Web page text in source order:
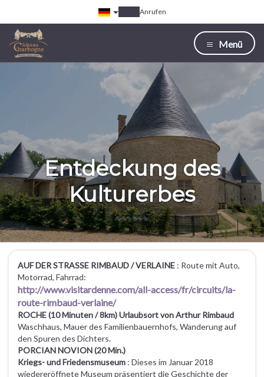
Anrufen
Menü
Entdeckung des
Kulturerbes
AUF DER STRASSE RIMBAUD / VERLAINE : Route mit Auto,
Motorrad, Fahrrad:
http://www.visitardenne.com/all-access/fr/circuits/la-
route-rimbaud-verlaine/
ROCHE (10 Minuten / 8km)Urlaubsort von Arthur Rimbaud
Waschhaus, Mauer des Familienbauernhofs, Wanderung auf
den Spuren des Dichters.
PORCIAN NOVION (20 Min.)
Kriegs- und Friedensmuseum : Dieses im Januar 2018
wiedereröffnete Museum präsentiert die Geschichte der